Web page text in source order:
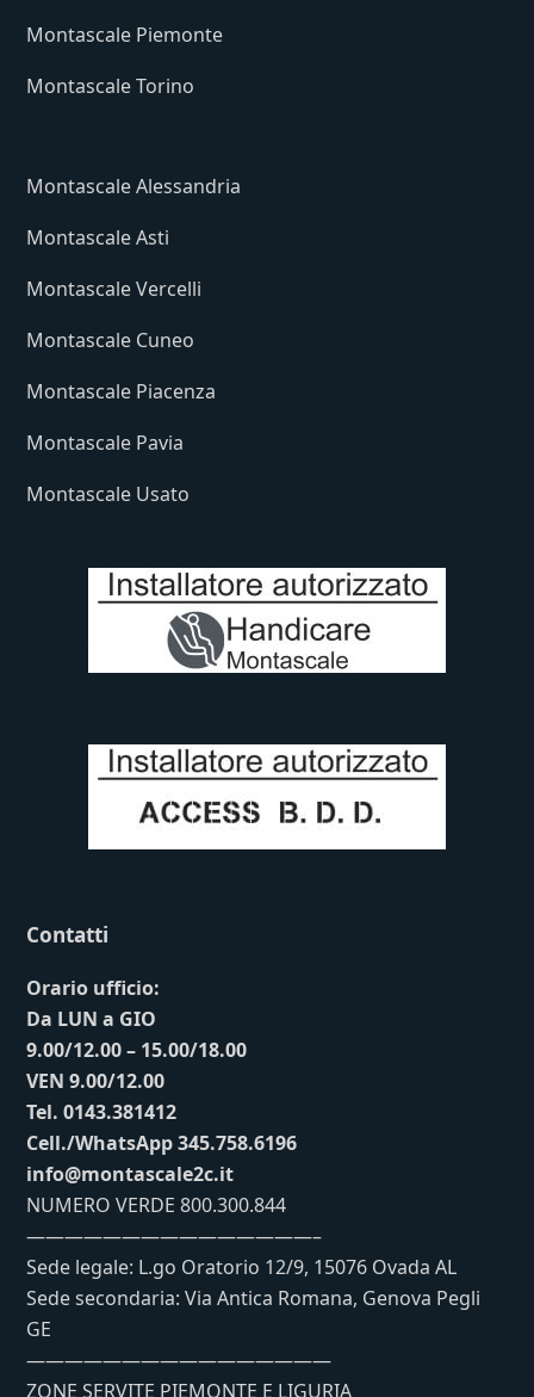
Montascale Piemonte
Montascale Torino
Montascale Alessandria
Montascale Asti
Montascale Vercelli
Montascale Cuneo
Montascale Piacenza
Montascale Pavia
Montascale Usato
Contatti
Orario ufficio:
Da LUN a GIO
9.00/12.00 – 15.00/18.00
VEN 9.00/12.00
Tel. 0143.381412
Cell./WhatsApp 345.758.6196
info@montascale2c.it
NUMERO VERDE 800.300.844
———————————————–
Sede legale: L.go Oratorio 12/9, 15076 Ovada AL
Sede secondaria: Via Antica Romana, Genova Pegli
GE
————————————————
ZONE SERVITE PIEMONTE E LIGURIA